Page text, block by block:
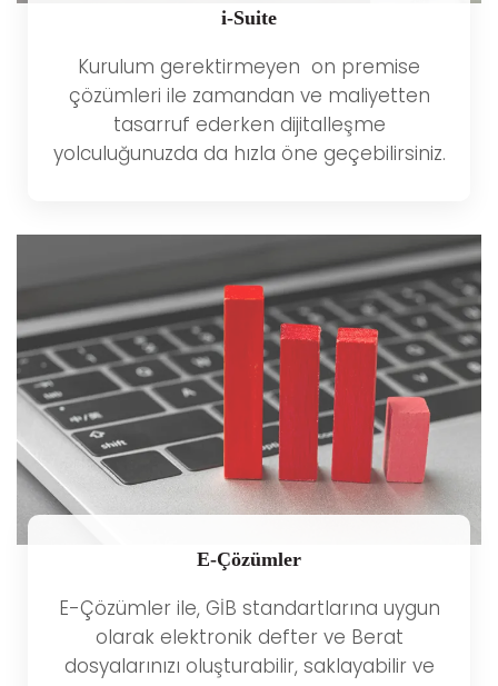
i-Suite
Kurulum gerektirmeyen on premise
çözümleri ile zamandan ve maliyetten
tasarruf ederken dijitalleşme
yolculuğunuzda da hızla öne geçebilirsiniz.
E-Çözümler
E-Çözümler ile, GİB standartlarına uygun
olarak elektronik defter ve Berat
dosyalarınızı oluşturabilir, saklayabilir ve